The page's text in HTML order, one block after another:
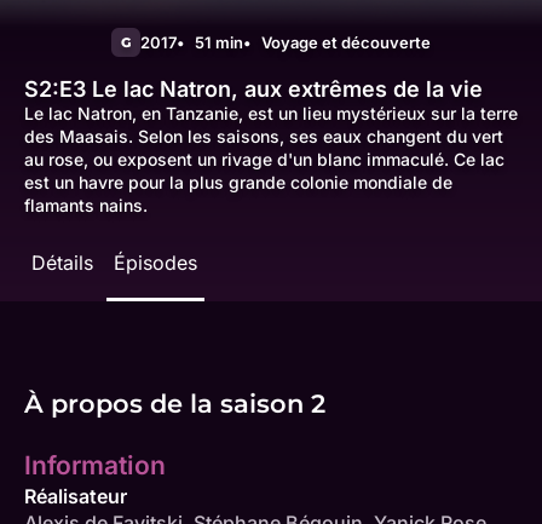
G 2017 51 min Voyage et découverte
S2:E3 Le lac Natron, aux extrêmes de la vie
Le lac Natron, en Tanzanie, est un lieu mystérieux sur la terre
des Maasais. Selon les saisons, ses eaux changent du vert
au rose, ou exposent un rivage d'un blanc immaculé. Ce lac
est un havre pour la plus grande colonie mondiale de
flamants nains.
Détails Épisodes
À propos de la saison 2
Information
Réalisateur